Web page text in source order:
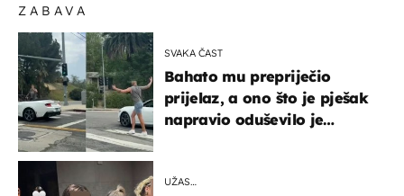
ZABAVA
SVAKA ČAST
Bahato mu prepriječio
prijelaz, a ono što je pješak
napravio oduševilo je
UŽAS…